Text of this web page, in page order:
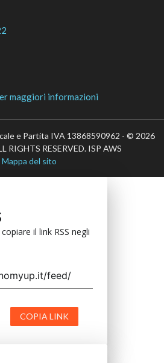
maggiori informazioni
e Partita IVA 13868590962 - © 2026
RIGHTS RESERVED. ISP AWS
Mappa del sito
il link RSS negli
COPIA LINK